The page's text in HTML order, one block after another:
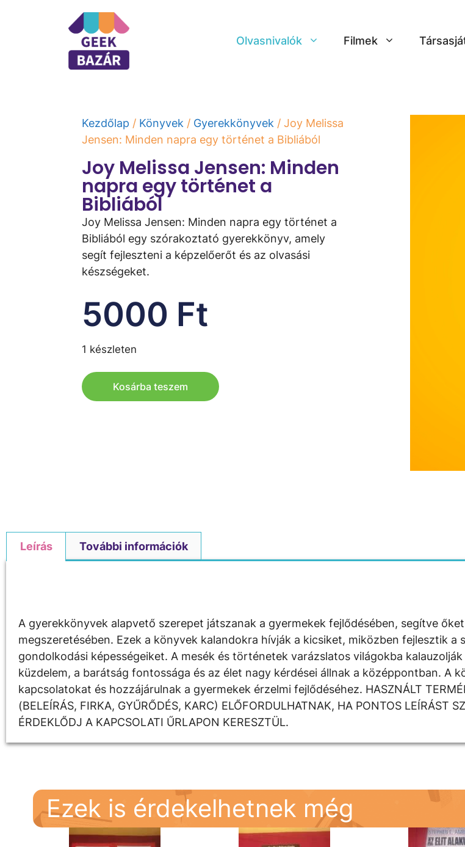
Olvasnivalók Filmek
Kezdőlap / Könyvek / Gyerekkönyvek / Joy Melissa
Jensen: Minden napra egy történet a Bibliából
Joy Melissa Jensen: Minden
napra egy történet a
Bibliából
Joy Melissa Jensen: Minden napra egy történet a
Bibliából egy szórakoztató gyerekkönyv, amely
segít fejleszteni a képzelőerőt és az olvasási
készségeket.
5000 Ft
1 készleten
Kosárba teszem
Leírás További információk
A gyerekkönyvek alapvető szerepet játszanak a gyermekek fejlődésében, segítve
megszeretésében. Ezek a könyvek kalandokra hívják a kicsiket, miközben fejlesztik
gondolkodási képességeiket. A mesék és történetek varázslatos világokba
küzdelem, a barátság fontossága és az élet nagy kérdései állnak a középpontban. A
kapcsolatokat és hozzájárulnak a gyermekek érzelmi fejlődéséhez. HASZNÁLT
(BELEÍRÁS, FIRKA, GYŰRŐDÉS, KARC) ELŐFORDULHATNAK, HA PONTOS LEÍRÁST
ÉRDEKLŐDJ A KAPCSOLATI ŰRLAPON KERESZTÜL.
Ezek is érdekelhetnek még